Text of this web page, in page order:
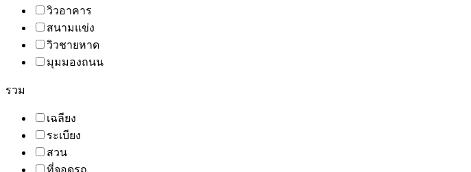
วิวอาคาร
สนามแข่ง
วิวชายหาด
มุมมองถนน
รวม
เฉลียง
ระเบียง
สวน
ที่จอดรถ